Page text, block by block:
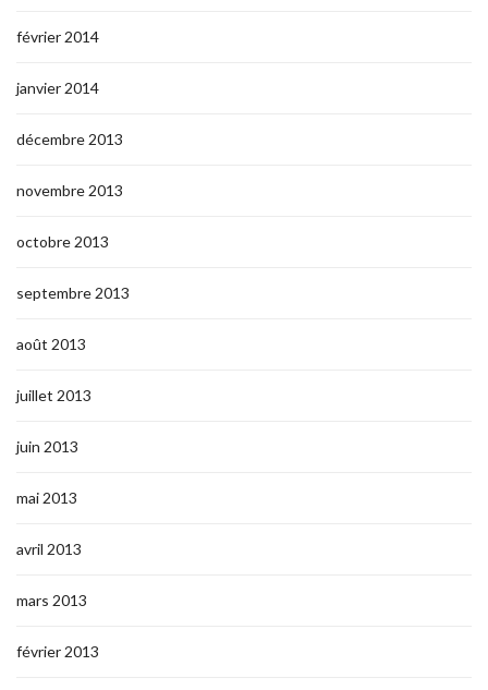
février 2014
janvier 2014
décembre 2013
novembre 2013
octobre 2013
septembre 2013
août 2013
juillet 2013
juin 2013
mai 2013
avril 2013
mars 2013
février 2013